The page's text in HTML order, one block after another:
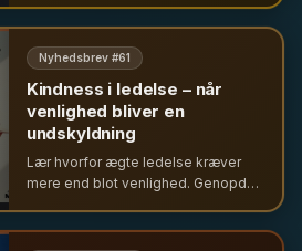
Nyhedsbrev #61
Kindness i ledelse – når
venlighed bliver en
undskyldning
Lær hvorfor ægte ledelse kræver
mere end blot venlighed. Genopdag